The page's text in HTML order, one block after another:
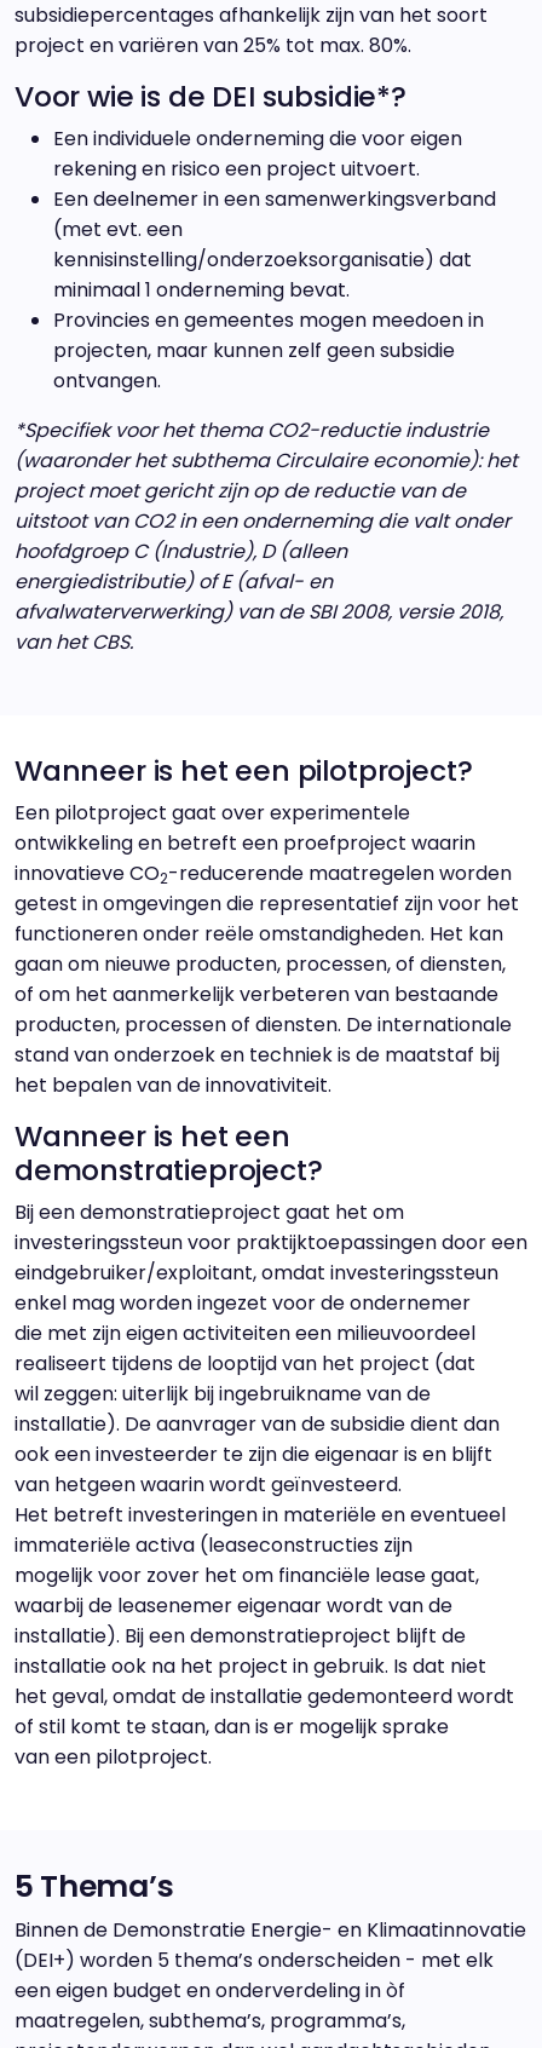
subsidiepercentages afhankelijk zijn van het soort
project en variëren van 25% tot max. 80%.
Voor wie is de DEI subsidie*?
Een individuele onderneming die voor eigen
rekening en risico een project uitvoert.
Een deelnemer in een samenwerkingsverband
(met evt. een
kennisinstelling/onderzoeksorganisatie) dat
minimaal 1 onderneming bevat.
Provincies en gemeentes mogen meedoen in
projecten, maar kunnen zelf geen subsidie
ontvangen.
*Specifiek voor het thema CO2-reductie industrie
(waaronder het subthema Circulaire economie): het
project moet gericht zijn op de reductie van de
uitstoot van CO2 in een onderneming die valt onder
hoofdgroep C (Industrie), D (alleen
energiedistributie) of E (afval- en
afvalwaterverwerking) van de SBI 2008, versie 2018,
van het CBS.
Wanneer is het een pilotproject?
Een pilotproject gaat over experimentele
ontwikkeling en betreft een proefproject waarin
innovatieve CO2-reducerende maatregelen worden
getest in omgevingen die representatief zijn voor het
functioneren onder reële omstandigheden. Het kan
gaan om nieuwe producten, processen, of diensten,
of om het aanmerkelijk verbeteren van bestaande
producten, processen of diensten. De internationale
stand van onderzoek en techniek is de maatstaf bij
het bepalen van de innovativiteit.
Wanneer is het een
demonstratieproject?
Bij een demonstratieproject gaat het om
investeringssteun voor praktijktoepassingen door een
eindgebruiker/exploitant, omdat investeringssteun
enkel mag worden ingezet voor de ondernemer
die met zijn eigen activiteiten een milieuvoordeel
realiseert tijdens de looptijd van het project (dat
wil zeggen: uiterlijk bij ingebruikname van de
installatie). De aanvrager van de subsidie dient dan
ook een investeerder te zijn die eigenaar is en blijft
van hetgeen waarin wordt geïnvesteerd.
Het betreft investeringen in materiële en eventueel
immateriële activa (leaseconstructies zijn
mogelijk voor zover het om financiële lease gaat,
waarbij de leasenemer eigenaar wordt van de
installatie). Bij een demonstratieproject blijft de
installatie ook na het project in gebruik. Is dat niet
het geval, omdat de installatie gedemonteerd wordt
of stil komt te staan, dan is er mogelijk sprake
van een pilotproject.
5 Thema’s
Binnen de Demonstratie Energie- en Klimaatinnovatie
(DEI+) worden 5 thema’s onderscheiden - met elk
een eigen budget en onderverdeling in òf
maatregelen, subthema’s, programma’s,